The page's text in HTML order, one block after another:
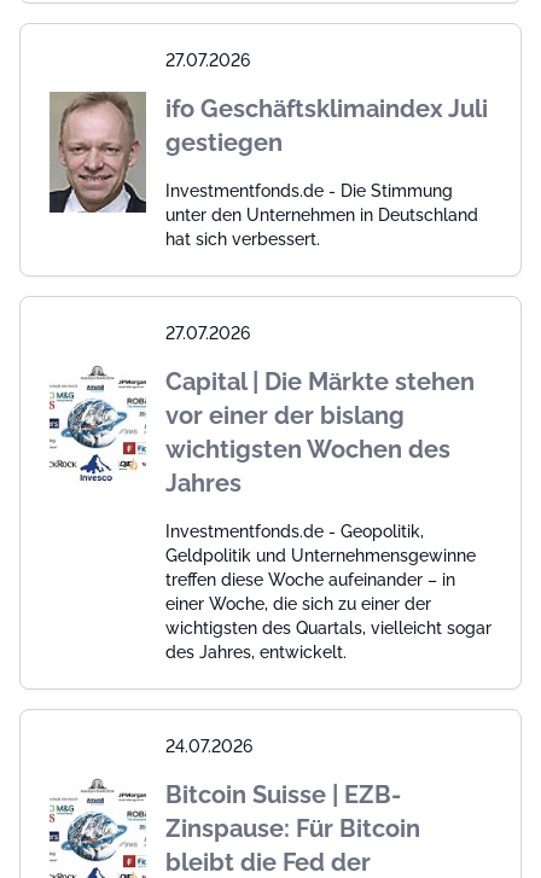
27.07.2026
ifo Geschäftsklimaindex Juli
gestiegen
Investmentfonds.de - Die Stimmung
unter den Unternehmen in Deutschland
hat sich verbessert.
27.07.2026
Capital | Die Märkte stehen
vor einer der bislang
wichtigsten Wochen des
Jahres
Investmentfonds.de - Geopolitik,
Geldpolitik und Unternehmensgewinne
treffen diese Woche aufeinander – in
einer Woche, die sich zu einer der
wichtigsten des Quartals, vielleicht sogar
des Jahres, entwickelt.
24.07.2026
Bitcoin Suisse | EZB-
Zinspause: Für Bitcoin
bleibt die Fed der